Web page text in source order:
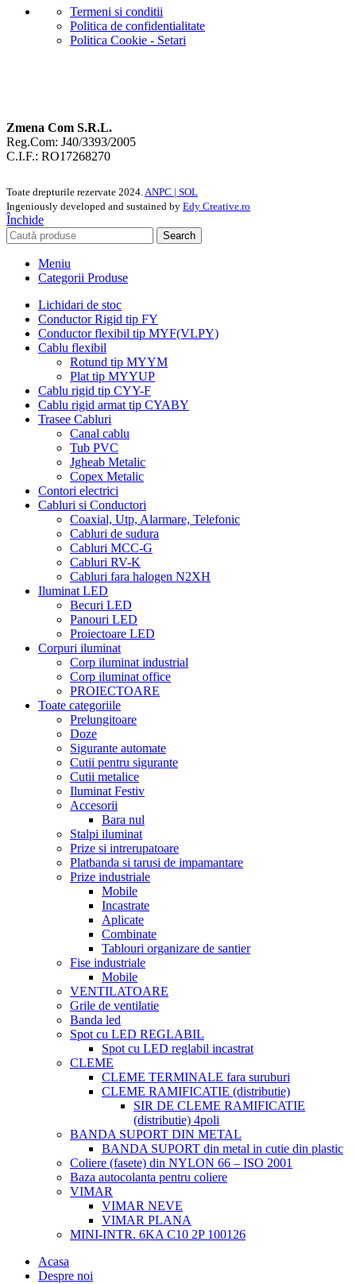
Termeni si conditii
Politica de confidentialitate
Politica Cookie - Setari
Zmena Com S.R.L.
Reg.Com: J40/3393/2005
C.I.F.: RO17268270
Toate drepturile rezervate 2024. ANPC | SOL
Ingeniously developed and sustained by Edy Creative.ro
Închide
Search
Meniu
Categorii Produse
Lichidari de stoc
Conductor Rigid tip FY
Conductor flexibil tip MYF(VLPY)
Cablu flexibil
Rotund tip MYYM
Plat tip MYYUP
Cablu rigid tip CYY-F
Cablu rigid armat tip CYABY
Trasee Cabluri
Canal cablu
Tub PVC
Jgheab Metalic
Copex Metalic
Contori electrici
Cabluri si Conductori
Coaxial, Utp, Alarmare, Telefonic
Cabluri de sudura
Cabluri MCC-G
Cabluri RV-K
Cabluri fara halogen N2XH
Iluminat LED
Becuri LED
Panouri LED
Proiectoare LED
Corpuri iluminat
Corp iluminat industrial
Corp iluminat office
PROIECTOARE
Toate categoriile
Prelungitoare
Doze
Sigurante automate
Cutii pentru sigurante
Cutii metalice
Iluminat Festiv
Accesorii
Bara nul
Stalpi iluminat
Prize si intrerupatoare
Platbanda si tarusi de impamantare
Prize industriale
Mobile
Incastrate
Aplicate
Combinate
Tablouri organizare de santier
Fise industriale
Mobile
VENTILATOARE
Grile de ventilatie
Banda led
Spot cu LED REGLABIL
Spot cu LED reglabil incastrat
CLEME
CLEME TERMINALE fara suruburi
CLEME RAMIFICATIE (distributie)
SIR DE CLEME RAMIFICATIE
(distributie) 4poli
BANDA SUPORT DIN METAL
BANDA SUPORT din metal in cutie din plastic
Coliere (fasete) din NYLON 66 – ISO 2001
Baza autocolanta pentru coliere
VIMAR
VIMAR NEVE
VIMAR PLANA
MINI-INTR. 6KA C10 2P 100126
Acasa
Despre noi